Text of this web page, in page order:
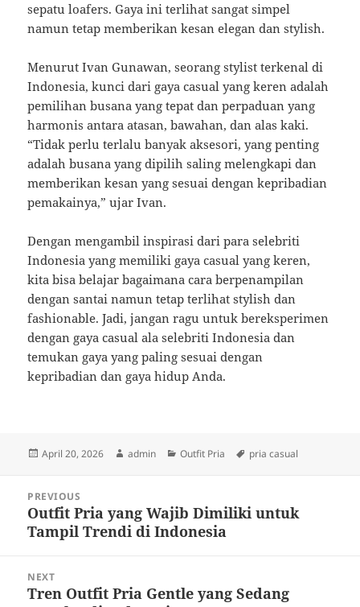
sepatu loafers. Gaya ini terlihat sangat simpel
namun tetap memberikan kesan elegan dan stylish.
Menurut Ivan Gunawan, seorang stylist terkenal di
Indonesia, kunci dari gaya casual yang keren adalah
pemilihan busana yang tepat dan perpaduan yang
harmonis antara atasan, bawahan, dan alas kaki.
“Tidak perlu terlalu banyak aksesori, yang penting
adalah busana yang dipilih saling melengkapi dan
memberikan kesan yang sesuai dengan kepribadian
pemakainya,” ujar Ivan.
Dengan mengambil inspirasi dari para selebriti
Indonesia yang memiliki gaya casual yang keren,
kita bisa belajar bagaimana cara berpenampilan
dengan santai namun tetap terlihat stylish dan
fashionable. Jadi, jangan ragu untuk bereksperimen
dengan gaya casual ala selebriti Indonesia dan
temukan gaya yang paling sesuai dengan
kepribadian dan gaya hidup Anda.
Posted
April 20, 2026 Author
admin Categories
Outfit Pria Tags
pria casual
navigation
PREVIOUS
Previous
post:
Outfit Pria yang Wajib Dimiliki untuk
Tampil Trendi di Indonesia
NEXT
Next
Tren Outfit Pria Gentle yang Sedang